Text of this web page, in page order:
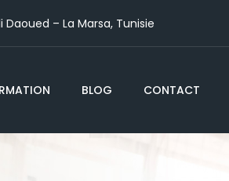
– La Marsa, Tunisie
BLOG CONTACT